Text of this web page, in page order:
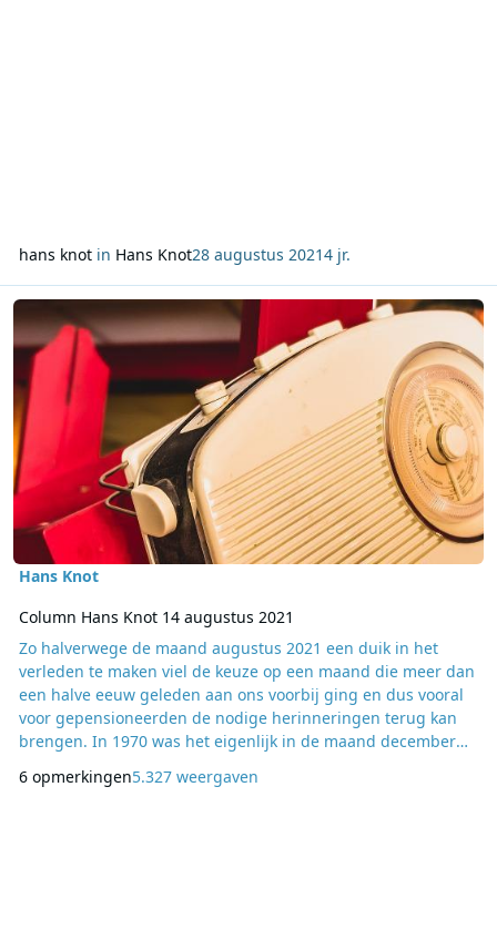
hans knotin Hans Knot28 augustus 20214 jr.
Lees meer over Column Hans Knot 14 augustus 2021
Hans Knot
Column Hans Knot 14 augustus 2021
Zo halverwege de maand augustus 2021 een duik in het
verleden te maken viel de keuze op een maand die meer dan
een halve eeuw geleden aan ons voorbij ging en dus vooral
voor gepensioneerden de nodige herinneringen terug kan
brengen. In 1970 was het eigenlijk in de maand december
voor de jeugd van toen. RNI, dat zo heerlijk was om te
6 opmerkingen5.327 weergaven